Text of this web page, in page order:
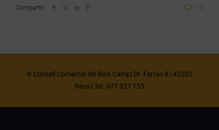
Compartir 19
© Consell Comarcal del Baix Camp| Dr. Ferran 8 | 43202
Reus | Tel. 977 327 155